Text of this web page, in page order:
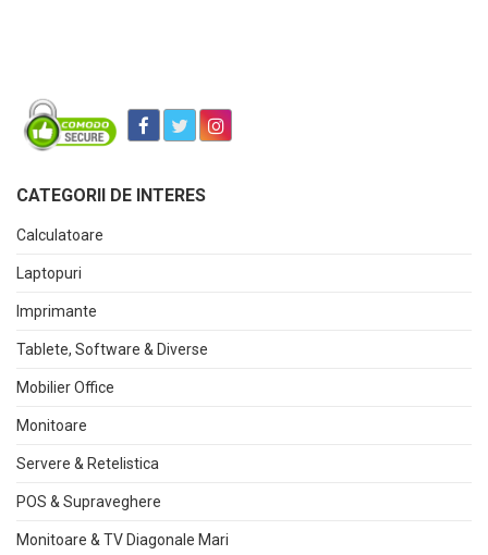
CATEGORII DE INTERES
Calculatoare
Laptopuri
Imprimante
Tablete, Software & Diverse
Mobilier Office
Monitoare
Servere & Retelistica
POS & Supraveghere
Monitoare & TV Diagonale Mari